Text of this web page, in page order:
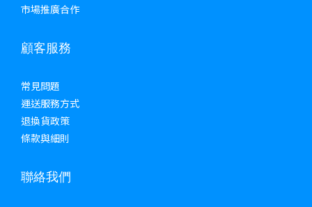
市場推廣合作
顧客服務
常見問題
運送服務方式
退換貨政策
條款與細則
聯絡我們